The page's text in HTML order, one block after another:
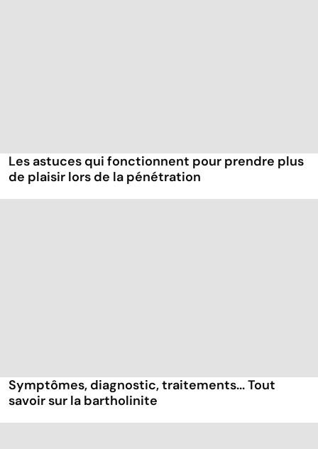
Les astuces qui fonctionnent pour prendre plus
de plaisir lors de la pénétration
Symptômes, diagnostic, traitements... Tout
savoir sur la bartholinite